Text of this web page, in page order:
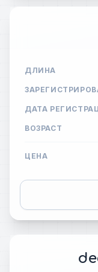
ДЛИНА
ДАТА
ВОЗРАСТ
ЦЕНА